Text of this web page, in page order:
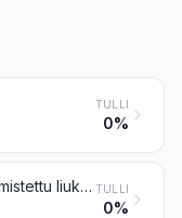
TULLI
0%
Puusta kemiallisesti valmistettu liukosellu TULLI
0%